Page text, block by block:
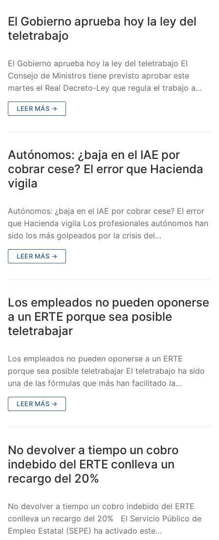
El Gobierno aprueba hoy la ley del
teletrabajo
El Gobierno aprueba hoy la ley del teletrabajo El
Consejo de Ministros tiene previsto aprobar este
martes el Real Decreto-Ley que regula el trabajo a…
LEER MÁS →
Autónomos: ¿baja en el IAE por
cobrar cese? El error que Hacienda
vigila
Autónomos: ¿baja en el IAE por cobrar cese? El error
que Hacienda vigila Los profesionales autónomos han
sido los más golpeados por la crisis del…
LEER MÁS →
Los empleados no pueden oponerse
a un ERTE porque sea posible
teletrabajar
Los empleados no pueden oponerse a un ERTE
porque sea posible teletrabajar El teletrabajo ha sido
una de las fórmulas que más han facilitado la…
LEER MÁS →
No devolver a tiempo un cobro
indebido del ERTE conlleva un
recargo del 20%
No devolver a tiempo un cobro indebido del ERTE
conlleva un recargo del 20% El Servicio Público de
Empleo Estatal (SEPE) ha activado este…